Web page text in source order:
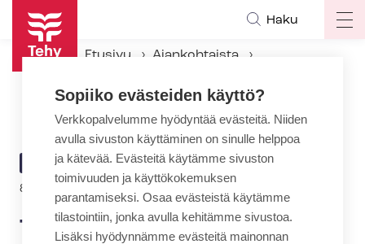
Hyppää
pääsisältöön
Haku
Etusivu
Ajankohtaista
Tehy palkitsi ansiomerkkien saajia ja kunniajäseniä
ARTIKKELIN
KATEGORIA
AJANKOHTAISTA
8.6.2022 | 11:01
Tehy palkitsi ansiomerkkien
Sopiiko evästeiden käyttö?
Verkkopalvelumme hyödyntää evästeitä. Niiden
avulla sivuston käyttäminen on sinulle helppoa
ja kätevää. Evästeitä käytämme sivuston
toimivuuden ja käyttökokemuksen
parantamiseksi. Osaa evästeistä käytämme
tilastointiin, jonka avulla kehitämme sivustoa.
Lisäksi hyödynnämme evästeitä mainonnan